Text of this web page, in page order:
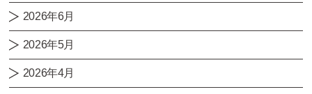
2026年6月
2026年5月
2026年4月